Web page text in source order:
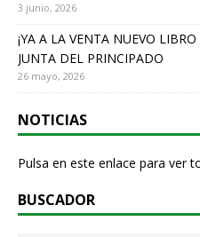
3 junio, 2026
¡YA A LA VENTA NUEVO
JUNTA DEL PRINCIPADO
26 mayo, 2026
NOTICIAS
Pulsa en este enlace para ver
BUSCADOR